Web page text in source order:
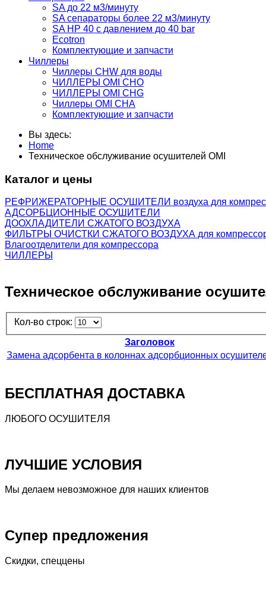
SA до 22 м3/минуту
SA сепараторы более 22 м3/минуту
SA HP 40 с давлением до 40 bar
Ecotron
Комплектующие и запчасти
Чиллеры
Чиллеры CHW для воды
ЧИЛЛЕРЫ OMI CHO
ЧИЛЛЕРЫ OMI CHG
Чиллеры OMI CHA
Комплектующие и запчасти
Вы здесь:
Home
Техническое обслуживание осушителей OMI
Каталог и цены
РЕФРИЖЕРАТОРНЫЕ ОСУШИТЕЛИ воздуха для
АДСОРБЦИОННЫЕ ОСУШИТЕЛИ
ДООХЛАДИТЕЛИ СЖАТОГО ВОЗДУХА
ФИЛЬТРЫ ОЧИСТКИ СЖАТОГО ВОЗДУХА для
Влагоотделители для компрессора
ЧИЛЛЕРЫ
Техническое обслуживание
Кол-во строк:
Заголовок
Замена адсорбента в колоннах адсорбционных
БЕСПЛАТНАЯ ДОСТАВКА
ЛЮБОГО ОСУШИТЕЛЯ
ЛУЧШИЕ УСЛОВИЯ
Мы делаем невозможное для наших клиентов
Супер предложения
Скидки, спеццены